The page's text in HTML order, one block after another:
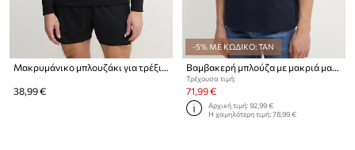
Μακρυμάνικο μπλουζάκι για τρέξιμο Asics Core
38,99 €
-5% ΜΕ ΚΩΔΙΚΟ: TAN
Βαμβακερή μπλούζα με μακριά μανίκια Gant
Τρέχουσα τιμή:
71,99 €
Αρχική τιμή:92,99 €
Η χαμηλότερη τιμή:78,99 €